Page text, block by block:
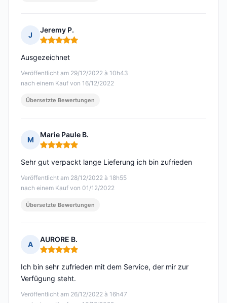
J
Jeremy P.
Hinweis: 5 von 5
Veröffentlicht am 29/12/2022 à 10h43
nach einem Kauf von 16/12/2022
Ausgezeichnet
Übersetzte Bewertungen
M
Marie Paule B.
Hinweis: 5 von 5
Veröffentlicht am 28/12/2022 à 18h55
nach einem Kauf von 01/12/2022
Sehr gut verpackt lange Lieferung ich bin zufrieden
Übersetzte Bewertungen
A
AURORE B.
Hinweis: 5 von 5
Veröffentlicht am 26/12/2022 à 16h47
Ich bin sehr zufrieden mit dem Service, der mir zur
Verfügung steht.